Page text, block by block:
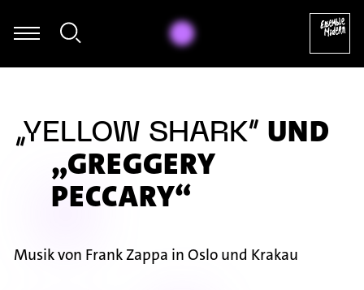
Kasakawa - Heinz Holliger: Souvenir trémaësques (excerpt)
„YELLOW SHARK“ UND
„GREGGERY
PECCARY“
Musik von Frank Zappa in Oslo und Krakau